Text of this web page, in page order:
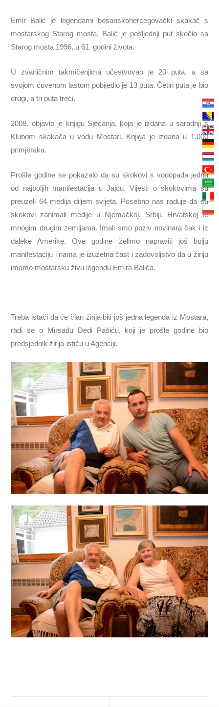
Emir Balić je legendarni bosanskohercegovački skakač s
mostarskog Starog mosta. Balić je posljednji put skočio sa
Starog mosta 1996, u 61. godini života.
U zvaničnim takmičenjima učestvovao je 20 puta, a sa
svojom čuvenom lastom pobijedio je 13 puta. Četiri puta je bio
drugi, a tri puta treći.
2008. objavio je knjigu Sjećanja, koja je izdana u saradnji s
Klubom skakača u vodu Mostari. Knjiga je izdana u 1.000
primjeraka.
Prošle godine se pokazalo da su skokovi s vodopada jedna
od najboljih manifestacija u Jajcu. Vijesti o skokovima su
preuzeli 64 medija diljem svijeta. Posebno nas raduje da su
skokovi zanimali medije u Njemačkoj, Srbiji, Hrvatskoj te
mnogim drugim zemljama. Imali smo poziv novinara čak i iz
daleke Amerike. Ove godine želimo napraviti još bolju
manifestaciju i nama je izuzetna čast i zadovoljstvo da u žiriju
imamo mostarsku živu legendu Emira Balića.
Treba istači da će član žirija biti još jedna legenda iz Mostara,
radi se o Mirsadu Dedi Pašiću, koji je prošle godine bio
predsjednik žirija-ističu u Agenciji.